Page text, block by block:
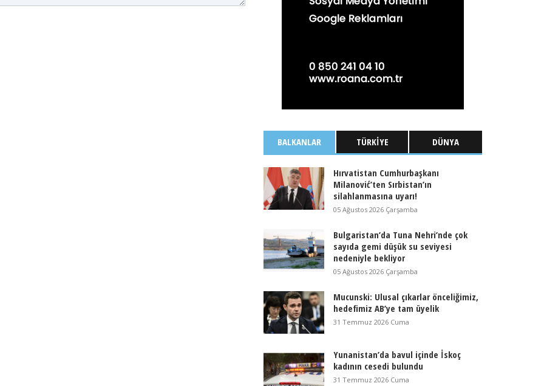
BALKANLAR TÜRKIYE DÜNYA
Hırvatistan Cumhurbaşkanı
Milanović’ten Sırbistan’ın
silahlanmasına uyarı!
05 Ağustos 2026 Çarşamba
Bulgaristan’da Tuna Nehri’nde çok
sayıda gemi düşük su seviyesi
nedeniyle bekliyor
05 Ağustos 2026 Çarşamba
Mucunski: Ulusal çıkarlar önceliğimiz,
hedefimiz AB’ye tam üyelik
31 Temmuz 2026 Cuma
Yunanistan’da bavul içinde İskoç
kadının cesedi bulundu
31 Temmuz 2026 Cuma